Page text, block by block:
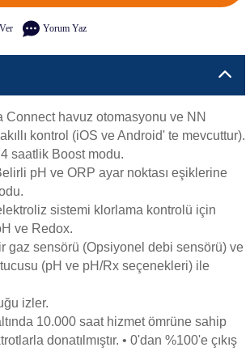
Yorum Yaz
Connect havuz otomasyonu ve NN
kontrol (iOS ve Android' te mevcuttur).
saatlik Boost modu.
pH ve ORP ayar noktası eşiklerine
sistemi klorlama kontrolü için
ve Redox.
gaz sensörü (Opsiyonel debi sensörü) ve
(pH ve pH/Rx seçenekleri) ile
izler.
10.000 saat hizmet ömrüne sahip
donatılmıştır. • 0'dan %100'e çıkış